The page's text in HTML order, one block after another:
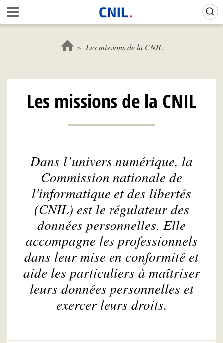
Aller
au
contenu
c
u
l
C
N
Les missions de la CNIL
Les missions de la CNIL
Dans l’univers numérique, la
Commission nationale de
l'informatique et des libertés
(CNIL) est le régulateur des
données personnelles. Elle
accompagne les professionnels
dans leur mise en conformité et
aide les particuliers à maîtriser
leurs données personnelles et
exercer leurs droits.
Gestion de vos préférences sur les cookies (témoins de connexion)